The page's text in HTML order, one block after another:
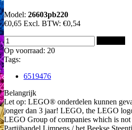
Model: 26603pb220
€0,65 Excl. BTW: €0,54
Op voorraad: 20
Tags:
6519476
Belangrijk
Let op: LEGO® onderdelen kunnen
jonger dan 3 jaar! LEGO, the LEGO
LEGO Group of companies which is not